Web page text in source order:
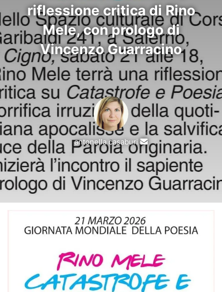
riflessione critica di Rino
Mele, con prologo di
Vincenzo Guarracino
antonella casaburi
Invia
un'email